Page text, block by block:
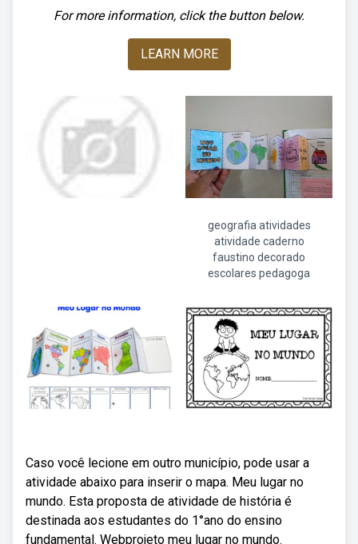
For more information, click the button below.
LEARN MORE
geografia atividades
atividade caderno
faustino decorado
escolares pedagoga
Caso você lecione em outro município, pode usar a
atividade abaixo para inserir o mapa. Meu lugar no
mundo. Esta proposta de atividade de história é
destinada aos estudantes do 1°ano do ensino
fundamental. Webprojeto meu lugar no mundo.